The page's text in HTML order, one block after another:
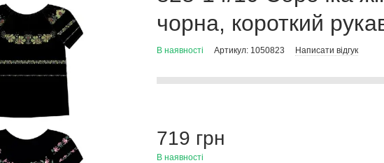
чорна, короткий
В наявності Артикул: 1050823 Написати відгук
719 грн
В наявності